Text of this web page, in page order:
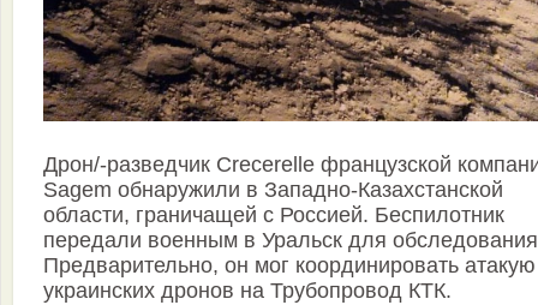
Дрон/-разведчик Crecerelle французской
Sagem обнаружили в Западно-Казахстанской
области, граничащей с Россией. Беспилотник
передали военным в Уральск для
Предварительно, он мог координировать атакую
украинских дронов на Трубопровод КТК.